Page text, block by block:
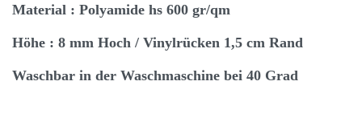
Material : Polyamide hs 600 gr/qm
Höhe : 8 mm Hoch / Vinylrücken 1,5 cm Rand
Waschbar in der Waschmaschine bei 40 Grad